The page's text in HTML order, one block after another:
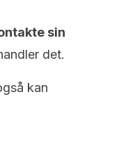
sin
det.
kan